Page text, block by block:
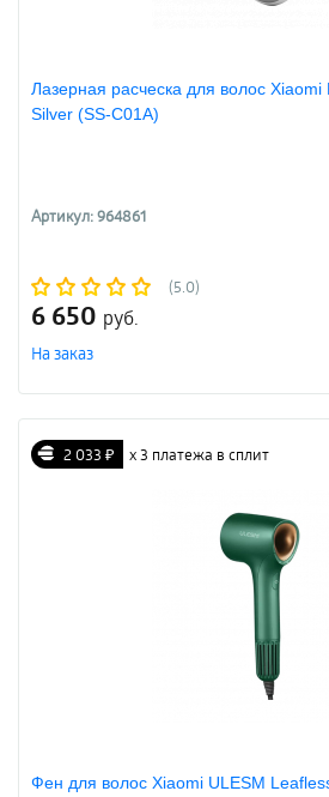
Лазерная расческа для волос
Silver (SS-C01A)
Артикул: 964861
(5.0)
6 650 руб.
На заказ
2 033 ₽ х 3 платежа в сплит
Фен для волос Xiaomi ULESM